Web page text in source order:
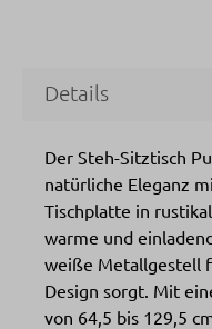
Details
Der Steh-Sitztisch
natürliche Eleganz
Tischplatte in
warme und
weiße Metallgestell
Design sorgt. Mit
von 64,5 bis 129,5